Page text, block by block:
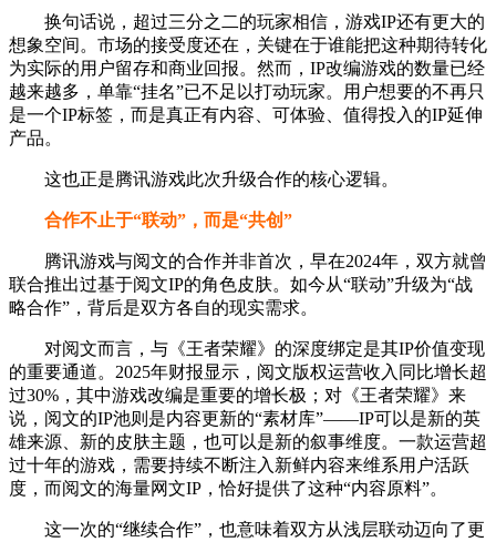
换句话说，超过三分之二的玩家相信，游戏IP还有更大的
想象空间。市场的接受度还在，关键在于谁能把这种期待转化
为实际的用户留存和商业回报。然而，IP改编游戏的数量已经
越来越多，单靠“挂名”已不足以打动玩家。用户想要的不再只
是一个IP标签，而是真正有内容、可体验、值得投入的IP延伸
产品。
这也正是腾讯游戏此次升级合作的核心逻辑。
合作不止于“联动”，而是“共创”
腾讯游戏与阅文的合作并非首次，早在2024年，双方就曾
联合推出过基于阅文IP的角色皮肤。如今从“联动”升级为“战
略合作”，背后是双方各自的现实需求。
对阅文而言，与《王者荣耀》的深度绑定是其IP价值变现
的重要通道。2025年财报显示，阅文版权运营收入同比增长超
过30%，其中游戏改编是重要的增长极；对《王者荣耀》来
说，阅文的IP池则是内容更新的“素材库”——IP可以是新的英
雄来源、新的皮肤主题，也可以是新的叙事维度。一款运营超
过十年的游戏，需要持续不断注入新鲜内容来维系用户活跃
度，而阅文的海量网文IP，恰好提供了这种“内容原料”。
这一次的“继续合作”，也意味着双方从浅层联动迈向了更